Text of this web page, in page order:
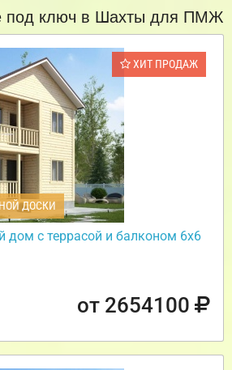
под ключ в Шахты для ПМЖ
ХИТ ПРОДАЖ
ДОСКИ
с террасой и балконом 6х6
от 2654100